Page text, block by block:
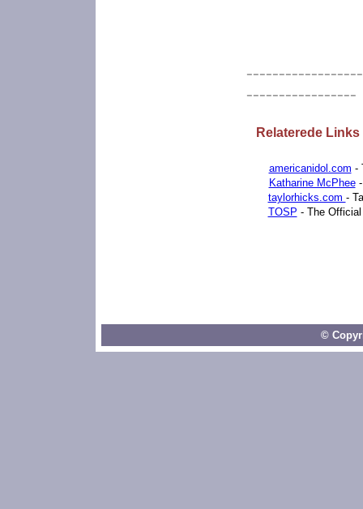
-----------------
Relaterede Links
americanidol.com -
Katharine McPhee-
taylorhicks.com -
TOSP - The
©